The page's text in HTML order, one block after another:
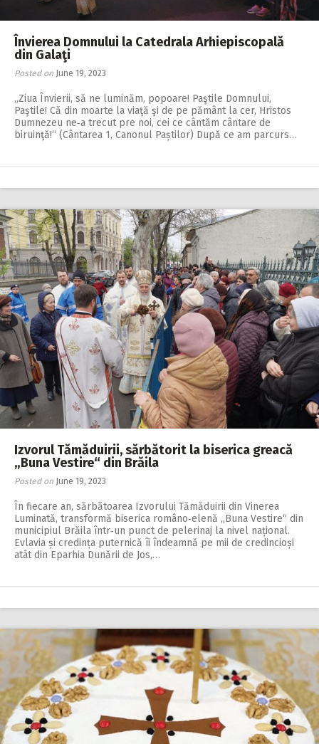
Învierea Domnului la Catedrala Arhiepiscopală
din Galaţi
Posted on June 19, 2023
„Ziua Învierii, să ne luminăm, popoare! Paştile Domnului,
Paştile! Că din moarte la viaţă şi de pe pământ la cer, Hristos
Dumnezeu ne‑a trecut pre noi, cei ce cântăm cântare de
biruinţă!“ (Cântarea 1, Canonul Paștilor) După ce am parcurs…
Izvorul Tămăduirii, sărbătorit la biserica greacă
„Buna Vestire“ din Brăila
Posted on June 19, 2023
În fiecare an, sărbătoarea Izvorului Tămăduirii din Vinerea
Luminată, transformă biserica româno‑elenă „Buna Vestire“ din
municipiul Brăila într‑un punct de pelerinaj la nivel național.
Evlavia și credința puternică îi îndeamnă pe mii de credincioși
atât din Eparhia Dunării de Jos,…